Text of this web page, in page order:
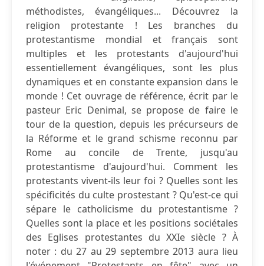
méthodistes, évangéliques... Découvrez la
religion protestante ! Les branches du
protestantisme mondial et français sont
multiples et les protestants d'aujourd'hui
essentiellement évangéliques, sont les plus
dynamiques et en constante expansion dans le
monde ! Cet ouvrage de référence, écrit par le
pasteur Eric Denimal, se propose de faire le
tour de la question, depuis les précurseurs de
la Réforme et le grand schisme reconnu par
Rome au concile de Trente, jusqu'au
protestantisme d'aujourd'hui. Comment les
protestants vivent-ils leur foi ? Quelles sont les
spécificités du culte prostestant ? Qu'est-ce qui
sépare le catholicisme du protestantisme ?
Quelles sont la place et les positions sociétales
des Eglises protestantes du XXIe siècle ? À
noter : du 27 au 29 septembre 2013 aura lieu